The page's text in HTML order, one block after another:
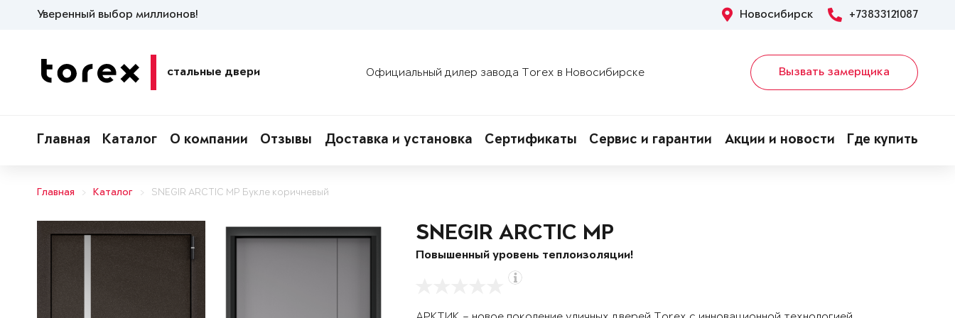
Уверенный выбор миллионов! Новосибирск +73833121087
стальные двери Официальный дилер завода Torex в Новосибирске Вызвать замерщика
Главная Каталог О компании Отзывы Доставка и установка Сертификаты Сервис и гарантии Акции и новости Где купить
Главная Каталог SNEGIR ARCTIC MP Букле коричневый
SNEGIR ARCTIC MP
Повышенный уровень теплоизоляции!